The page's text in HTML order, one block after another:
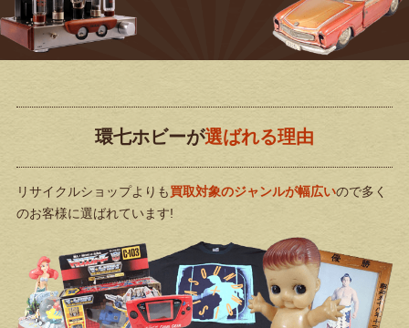
環七ホビーが選ばれる理由
リサイクルショップよりも買取対象のジャンルが幅広いので多く
のお客様に選ばれています!